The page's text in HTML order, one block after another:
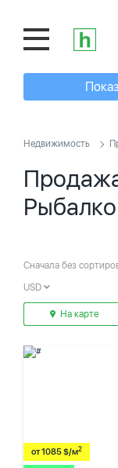
Недвижимость
Рыбалко
Сначала без
USD
На карте
от 1085 $/м2